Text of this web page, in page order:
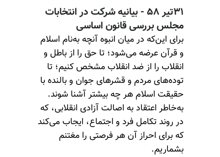
۳۱تیر ۵۸ - بیانیه شرکت در انتخابات
مجلس بررسی قانون اساسی
برای این‌که در میان انبوه آنچه به‌نام اسلام
و قرآن عرضه می‌شود؛ تا حق را از باطل و
انقلاب را از ضد انقلاب مشخص کنیم؛ تا
توده‌های مردم و قشرهای جوان و بالنده با
حقیقت اسلام هر چه بیشتر آشنا شوند.
به‌خاطر اعتقاد به اصالت آزادی انقلابی، که
در روند تکامل فرد و اجتماع، ایجاب می‌کند
که برای احراز آن هر فرصتی را مغتنم
بشماریم.